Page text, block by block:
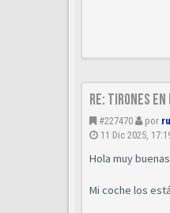
Re: Tirones
#227470 por
11 Dic 2025,
Hola muy
Mi coche los